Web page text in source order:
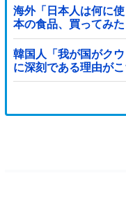
海外「日本人は何に
本の食品、買ってみ
が続出
韓国人「我が国がク
に深刻である理由が
（ブルブル」＝韓国